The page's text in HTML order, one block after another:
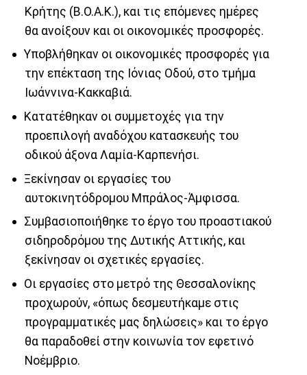
Κρήτης (Β.Ο.Α.Κ.), και τις επόμενες ημέρες
θα ανοίξουν και οι οικονομικές προσφορές.
Υποβλήθηκαν οι οικονομικές προσφορές για
την επέκταση της Ιόνιας Οδού, στο τμήμα
Ιωάννινα-Κακκαβιά.
Κατατέθηκαν οι συμμετοχές για την
προεπιλογή αναδόχου κατασκευής του
οδικού άξονα Λαμία-Καρπενήσι.
Ξεκίνησαν οι εργασίες του
αυτοκινητόδρομου Μπράλος-Άμφισσα.
Συμβασιοποιήθηκε το έργο του προαστιακού
σιδηροδρόμου της Δυτικής Αττικής, και
ξεκίνησαν οι σχετικές εργασίες.
Οι εργασίες στο μετρό της Θεσσαλονίκης
προχωρούν, «όπως δεσμευτήκαμε στις
προγραμματικές μας δηλώσεις» και το έργο
θα παραδοθεί στην κοινωνία τον εφετινό
Νοέμβριο.